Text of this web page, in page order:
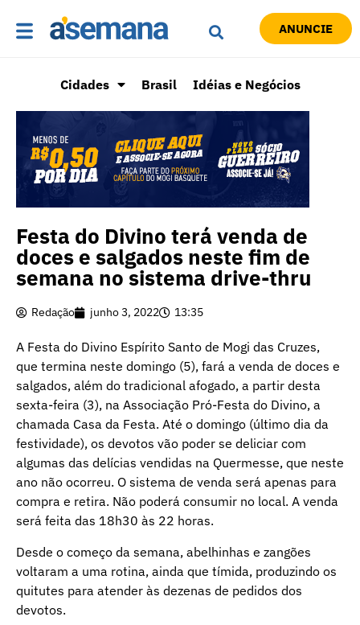
ANUNCIE
Cidades Brasil Idéias e Negócios
Festa do Divino terá venda de
doces e salgados neste fim de
semana no sistema drive-thru
Redação junho 3, 2022 13:35
A Festa do Divino Espírito Santo de Mogi das Cruzes,
que termina neste domingo (5), fará a venda de doces e
salgados, além do tradicional afogado, a partir desta
sexta-feira (3), na Associação Pró-Festa do Divino, a
chamada Casa da Festa. Até o domingo (último dia da
festividade), os devotos vão poder se deliciar com
algumas das delícias vendidas na Quermesse, que neste
ano não ocorreu. O sistema de venda será apenas para
compra e retira. Não poderá consumir no local. A venda
será feita das 18h30 às 22 horas.
Desde o começo da semana, abelhinhas e zangões
voltaram a uma rotina, ainda que tímida, produzindo os
quitutes para atender às dezenas de pedidos dos
devotos.